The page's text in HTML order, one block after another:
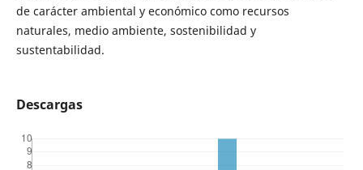
de carácter ambiental y económico como recursos
naturales, medio ambiente, sostenibilidad y
sustentabilidad.
Descargas